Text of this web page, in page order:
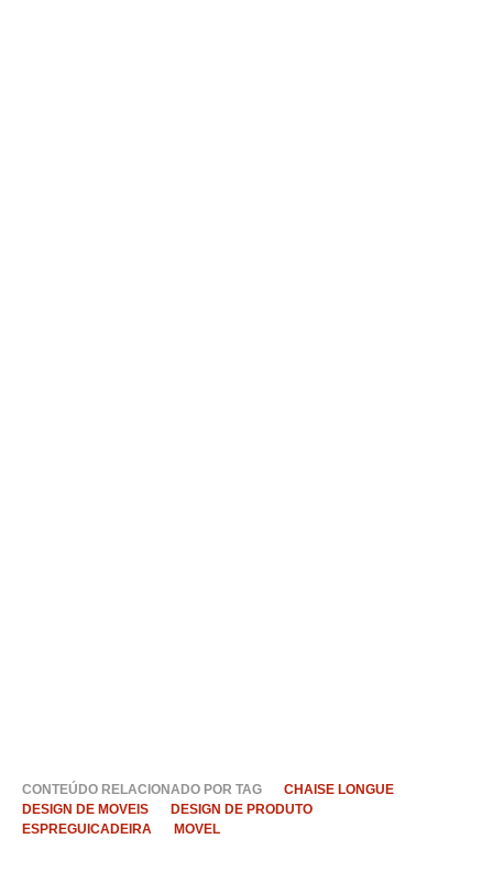
CONTEÚDO RELACIONADO POR TAG
CHAISE LONGUE
DESIGN DE MOVEIS
DESIGN DE PRODUTO
ESPREGUICADEIRA
MOVEL